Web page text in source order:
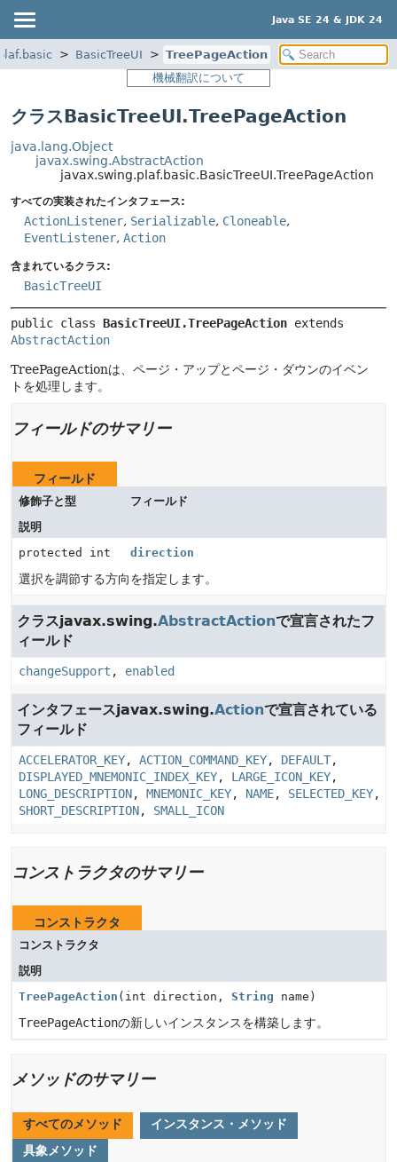
Java SE 24 & JDK 24
BasicTreeUI
TreePageAction
機械翻訳について
クラスBasicTreeUI.TreePageAction
java.lang.Object
javax.swing.AbstractAction
javax.swing.plaf.basic.BasicTreeUI.TreePageAction
すべての実装されたインタフェース:
ActionListener, Serializable, Cloneable,
EventListener, Action
含まれているクラス:
BasicTreeUI
public class BasicTreeUI.TreePageAction
AbstractAction
TreePageActionは、ページ・アップとページ・ダウンのイベン
トを処理します。
フィールドのサマリー
フィールド
修飾子と型
フィールド
説明
protected int
direction
選択を調節する方向を指定します。
クラスjavax.swing.AbstractActionで宣言されたフ
ィールド
changeSupport , enabled
インタフェースjavax.swing.Actionで宣言されている
フィールド
ACCELERATOR_KEY, ACTION_COMMAND_KEY, DEFAULT,
DISPLAYED_MNEMONIC_INDEX_KEY, LARGE_ICON_KEY,
LONG_DESCRIPTION, MNEMONIC_KEY, NAME, SELECTED_KEY,
SHORT_DESCRIPTION, SMALL_ICON
コンストラクタのサマリー
コンストラクタ
コンストラクタ
説明
TreePageAction (int direction, String name)
TreePageActionの新しいインスタンスを構築します。
メソッドのサマリー
すべてのメソッド
インスタンス・メソッド
具象メソッド